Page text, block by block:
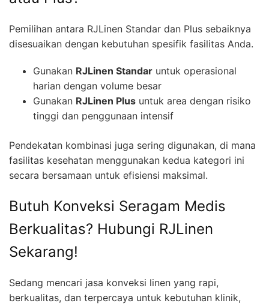
Pemilihan antara RJLinen Standar dan Plus sebaiknya
disesuaikan dengan kebutuhan spesifik fasilitas Anda.
Gunakan RJLinen Standar untuk operasional
harian dengan volume besar
Gunakan RJLinen Plus untuk area dengan risiko
tinggi dan penggunaan intensif
Pendekatan kombinasi juga sering digunakan, di mana
fasilitas kesehatan menggunakan kedua kategori ini
secara bersamaan untuk efisiensi maksimal.
Butuh Konveksi Seragam Medis
Berkualitas? Hubungi RJLinen
Sekarang!
Sedang mencari jasa konveksi linen yang rapi,
berkualitas, dan terpercaya untuk kebutuhan klinik,